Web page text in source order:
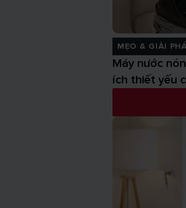
MẸO & GIẢI
Máy nước
ích thiết yếu